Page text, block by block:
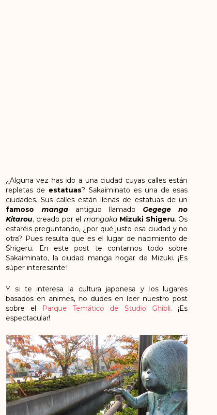
¿Alguna vez has ido a una ciudad cuyas calles están
repletas de estatuas? Sakaiminato es una de esas
ciudades. Sus calles están llenas de estatuas de un
famoso mangaantiguo llamadoGegege no
Kitarou, creado por el mangaka Mizuki Shigeru. Os
estaréis preguntando, ¿por qué justo esa ciudad y no
otra? Pues resulta que es el lugar de nacimiento de
Shigeru. En este post te contamos todo sobre
Sakaiminato, la ciudad manga hogar de Mizuki. ¡Es
súper interesante!
Y si te interesa la cultura japonesa y los lugares
basados en animes, no dudes en leer nuestro post
sobre el Parque Temático de Studio Ghibli. ¡Es
espectacular!